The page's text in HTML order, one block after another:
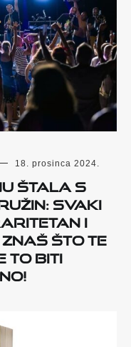
18. prosinca 2024.
štala s
Svaki
i
znaš što te
to biti